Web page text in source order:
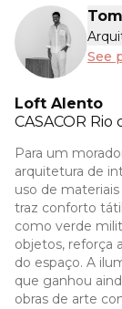
See
Loft Alento
CASACOR Rio
Para um
arquitetura de
uso de
traz conforto
como verde
objetos, reforça
do espaço. A
que ganhou
obras de arte